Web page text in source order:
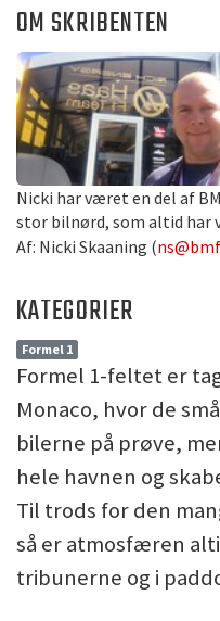
OM SKRIBENTEN
Nicki har været en del af
stor bilnørd, som altid
Af: Nicki Skaaning (
KATEGORIER
Formel 1
Formel 1-feltet er
Monaco, hvor de
bilerne på prøve,
hele havnen og
Til trods for den
så er atmosfæren
tribunerne og i